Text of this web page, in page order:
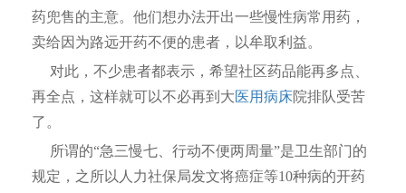
药兜售的主意。他们想办法开出一些慢性病常用药，
卖给因为路远开药不便的患者，以牟取利益。
对此，不少患者都表示，希望社区药品能再多点、
再全点，这样就可以不必再到大医用病床院排队受苦
了。
所谓的“急三慢七、行动不便两周量”是卫生部门的
规定，之所以人力社保局发文将癌症等10种病的开药